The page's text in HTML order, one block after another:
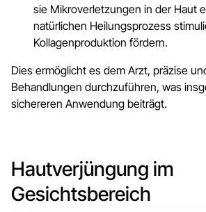
sie Mikroverletzungen in der Haut
natürlichen Heilungsprozess
Kollagenproduktion fördern.
Dies ermöglicht es dem Arzt, präzise
Behandlungen durchzuführen, was
sichereren Anwendung beiträgt.
Hautverjüngung im
Gesichtsbereich